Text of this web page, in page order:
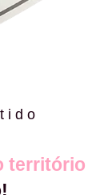
território